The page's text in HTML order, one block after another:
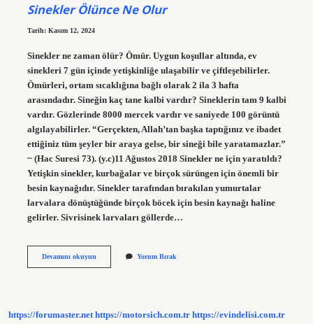
Sinekler Ölünce Ne Olur
Tarih: Kasım 12, 2024
Sinekler ne zaman ölür? Ömür. Uygun koşullar altında, ev
sinekleri 7 gün içinde yetişkinliğe ulaşabilir ve çiftleşebilirler.
Ömürleri, ortam sıcaklığına bağlı olarak 2 ila 3 hafta
arasındadır. Sineğin kaç tane kalbi vardır? Sineklerin tam 9 kalbi
vardır. Gözlerinde 8000 mercek vardır ve saniyede 100 görüntü
algılayabilirler. “Gerçekten, Allah’tan başka taptığınız ve ibadet
ettiğiniz tüm şeyler bir araya gelse, bir sineği bile yaratamazlar.”
~ (Hac Suresi 73). (y.c)11 Ağustos 2018 Sinekler ne için yaratıldı?
Yetişkin sinekler, kurbağalar ve birçok sürüngen için önemli bir
besin kaynağıdır. Sinekler tarafından bırakılan yumurtalar
larvalara dönüştüğünde birçok böcek için besin kaynağı haline
gelirler. Sivrisinek larvaları göllerde…
Devamını okuyunSinekler
Yorum Bırak
https://forumaster.net https://motorsich.com.tr https://evindelisi.com.tr